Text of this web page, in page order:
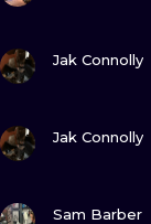
Jak Connolly
Jak Connolly
Sam Barber